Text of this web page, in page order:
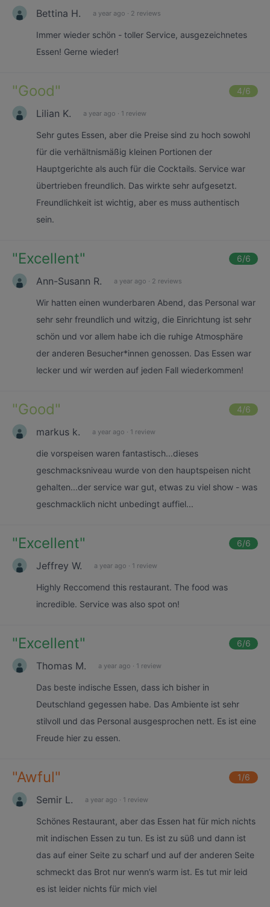
Bettina H. a year ago · 2 reviews
Immer wieder schön - toller Service, ausgezeichnetes
Essen! Gerne wieder!
"Good" 4/6
Lilian K. a year ago · 1 review
Sehr gutes Essen, aber die Preise sind zu hoch sowohl
für die verhältnismäßig kleinen Portionen der
Hauptgerichte als auch für die Cocktails. Service war
übertrieben freundlich. Das wirkte sehr aufgesetzt.
Freundlichkeit ist wichtig, aber es muss authentisch
sein.
"Excellent" 6/6
Ann-Susann R. a year ago · 2 reviews
Wir hatten einen wunderbaren Abend, das Personal war
sehr sehr freundlich und witzig, die Einrichtung ist sehr
schön und vor allem habe ich die ruhige Atmosphäre
der anderen Besucher*innen genossen. Das Essen war
lecker und wir werden auf jeden Fall wiederkommen!
"Good" 4/6
markus k. a year ago · 1 review
die vorspeisen waren fantastisch...dieses
geschmacksniveau wurde von den hauptspeisen nicht
gehalten...der service war gut, etwas zu viel show - was
geschmacklich nicht unbedingt auffiel...
"Excellent" 6/6
Jeffrey W. a year ago · 1 review
Highly Reccomend this restaurant. The food was
incredible. Service was also spot on!
"Excellent" 6/6
Thomas M. a year ago · 1 review
Das beste indische Essen, dass ich bisher in
Deutschland gegessen habe. Das Ambiente ist sehr
stilvoll und das Personal ausgesprochen nett. Es ist eine
Freude hier zu essen.
"Awful" 1/6
Semir L. a year ago · 1 review
Schönes Restaurant, aber das Essen hat für mich nichts
mit indischen Essen zu tun. Es ist zu süß und dann ist
das auf einer Seite zu scharf und auf der anderen Seite
schmeckt das Brot nur wenn’s warm ist. Es tut mir leid
es ist leider nichts für mich viel